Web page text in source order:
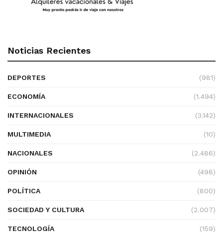
Noticias Recientes
DEPORTES (981)
ECONOMÍA (1.494)
INTERNACIONALES (3.142)
MULTIMEDIA (10)
NACIONALES (2.486)
OPINIÓN (498)
POLÍTICA (800)
SOCIEDAD Y CULTURA (2.007)
TECNOLOGÍA (159)